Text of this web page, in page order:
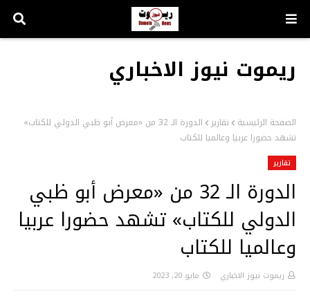
ريموت نيوز الاخباري
الصفحة الرئيسية تقارير
الدورة الـ 32 من «معرض أبو ظبي الدولي للكتاب»
تشهد حضورا عربيا وعالميا للكتاب
تقارير
الدورة الـ 32 من «معرض أبو ظبي
الدولي للكتاب» تشهد حضورا عربيا
وعالميا للكتاب
ريموت نيوز الاخباري مايو 20, 2023